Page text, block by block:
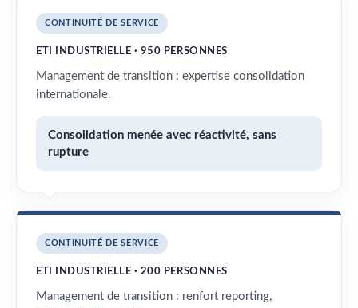
CONTINUITÉ DE SERVICE
ETI INDUSTRIELLE · 950 PERSONNES
Management de transition : expertise consolidation
internationale.
Consolidation menée avec réactivité, sans
rupture
CONTINUITÉ DE SERVICE
ETI INDUSTRIELLE · 200 PERSONNES
Management de transition : renfort reporting,